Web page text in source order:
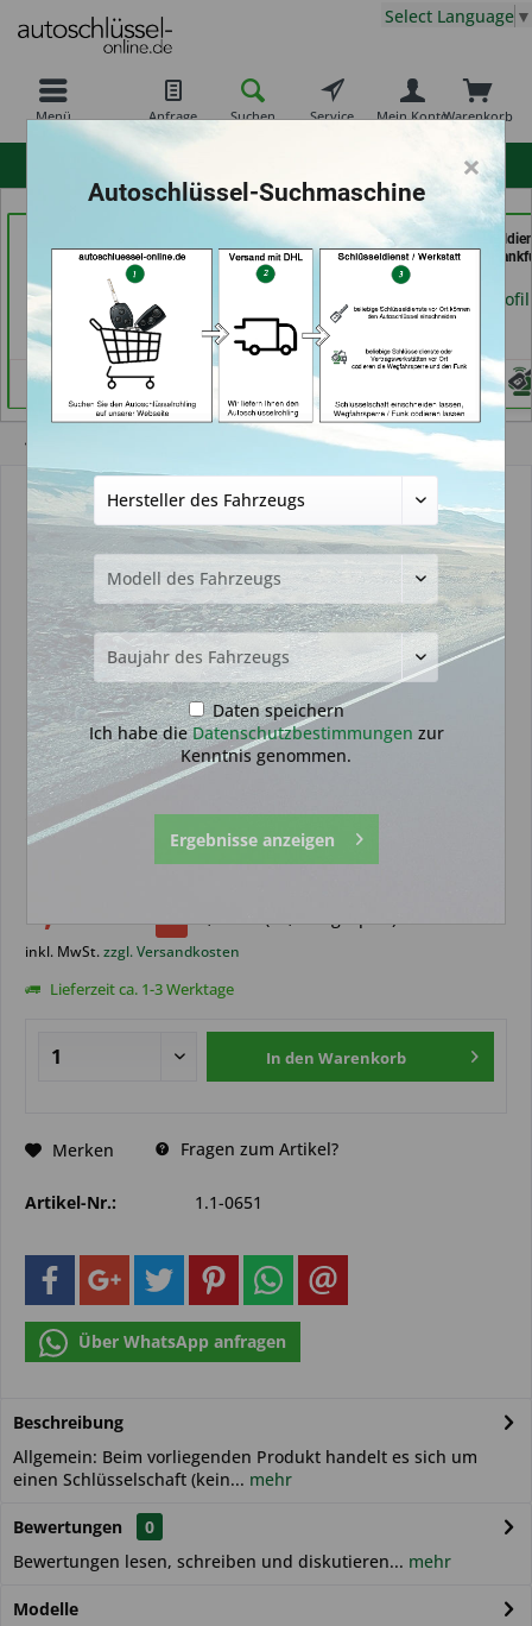
Menü Anfrage Suchen Service Warenkorb
Mein Konto
Select Language ▼
Nürnberg)
Händlerprofil
AutoSchlüssel BerliN (in
Berlin)
Händlerprofil
069er
Frankfurt (in
Händlerprofil
Autoschlüsselgehäuse und Zubehör
Schlüsselschaft geeignet für VW
HU116 (Aftermarket Produkt)
8,99 € * 9,99 € * (10,01% gespart)
inkl. MwSt.zzgl. Versandkosten
Lieferzeit ca. 1-3 Werktage
In den Warenkorb
Merken Fragen zum Artikel?
Artikel-Nr.: 1.1-0651
Über WhatsApp anfragen
Beschreibung
Allgemein: Beim vorliegenden Produkt handelt es sich um
einen Schlüsselschaft (kein... mehr
Bewertungen
0
Bewertungen lesen, schreiben und diskutieren... mehr
Modelle
×
Autoschlüssel-Suchmaschine
Daten speichern
Ich habe dieDatenschutzbestimmungen zur
Kenntnis genommen.
Ergebnisse anzeigen